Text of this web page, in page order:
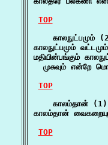
TOP
காலநுட்பமும்
காலநுட்பமும்
மதியின்பங்கும்
முசுவும் என்றே
TOP
    காலம்தான் (1)
காலம்தான்
TOP